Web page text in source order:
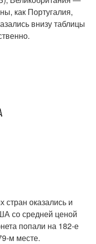
как Португалия,
внизу таблицы
стран оказались и
со средней ценой
попали на 182-е
м месте.